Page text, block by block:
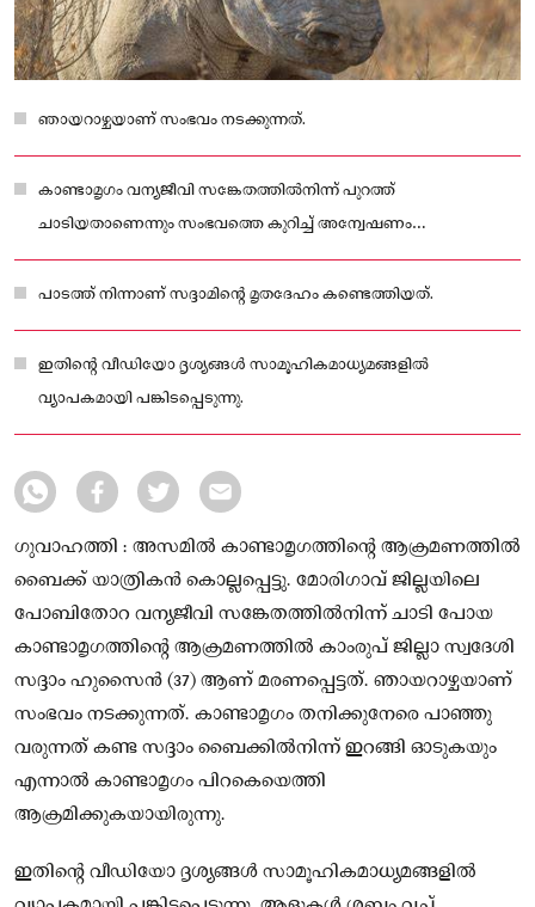
ഞായറാഴ്ചയാണ് സംഭവം നടക്കുന്നത്.
കാണ്ടാമൃഗം വന്യജീവി സങ്കേതത്തില്‍നിന്ന് പുറത്ത്
ചാടിയതാണെന്നും സംഭവത്തെ കുറിച്ച്‌ അന്വേഷണം
നടക്കുന്നുണ്ടെന്നുമാണ് റിപ്പോർട്ടുകൾ.
പാടത്ത് നിന്നാണ് സദ്ദാമിന്റെ മൃതദേഹം കണ്ടെത്തിയത്.
ഇതിന്റെ വീഡിയോ ദൃശ്യങ്ങൾ സാമൂഹികമാധ്യമങ്ങളില്‍
വ്യാപകമായി പങ്കിടപ്പെടുന്നു.
ഗുവാഹത്തി : അസമില്‍ കാണ്ടാമൃഗത്തിന്റെ ആക്രമണത്തില്‍
ബൈക്ക് യാത്രികൻ കൊല്ലപ്പെട്ടു. മോരിഗാവ് ജില്ലയിലെ
പോബിതോറ വന്യജീവി സങ്കേതത്തില്‍നിന്ന് ചാടി പോയ
കാണ്ടാമൃഗത്തിന്റെ ആക്രമണത്തില്‍ കാംരുപ് ജില്ലാ സ്വദേശി
സദ്ദാം ഹുസൈന്‍ (37) ആണ് മരണപ്പെട്ടത്. ഞായറാഴ്ചയാണ്
സംഭവം നടക്കുന്നത്. കാണ്ടാമൃഗം തനിക്കുനേരെ പാഞ്ഞു
വരുന്നത് കണ്ട സദ്ദാം ബൈക്കില്‍നിന്ന് ഇറങ്ങി ഓടുകയും
എന്നാല്‍ കാണ്ടാമൃഗം പിറകെയെത്തി
ആക്രമിക്കുകയായിരുന്നു.
ഇതിന്റെ വീഡിയോ ദൃശ്യങ്ങൾ സാമൂഹികമാധ്യമങ്ങളില്‍